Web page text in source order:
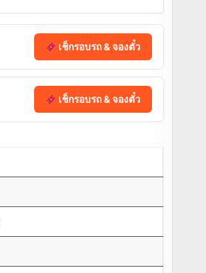
เช็กรอบรถ & จองตั๋ว
เช็กรอบรถ & จองตั๋ว